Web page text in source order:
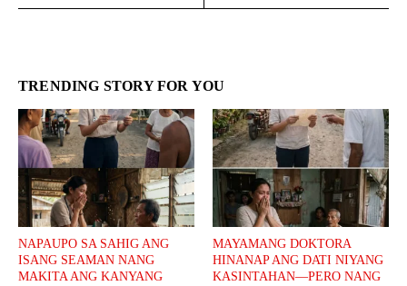
TRENDING STORY FOR YOU
NAPAUPO SA SAHIG ANG
ISANG SEAMAN NANG
MAKITA ANG KANYANG
MAYAMANG DOKTORA
HINANAP ANG DATI NIYANG
KASINTAHAN—PERO NANG